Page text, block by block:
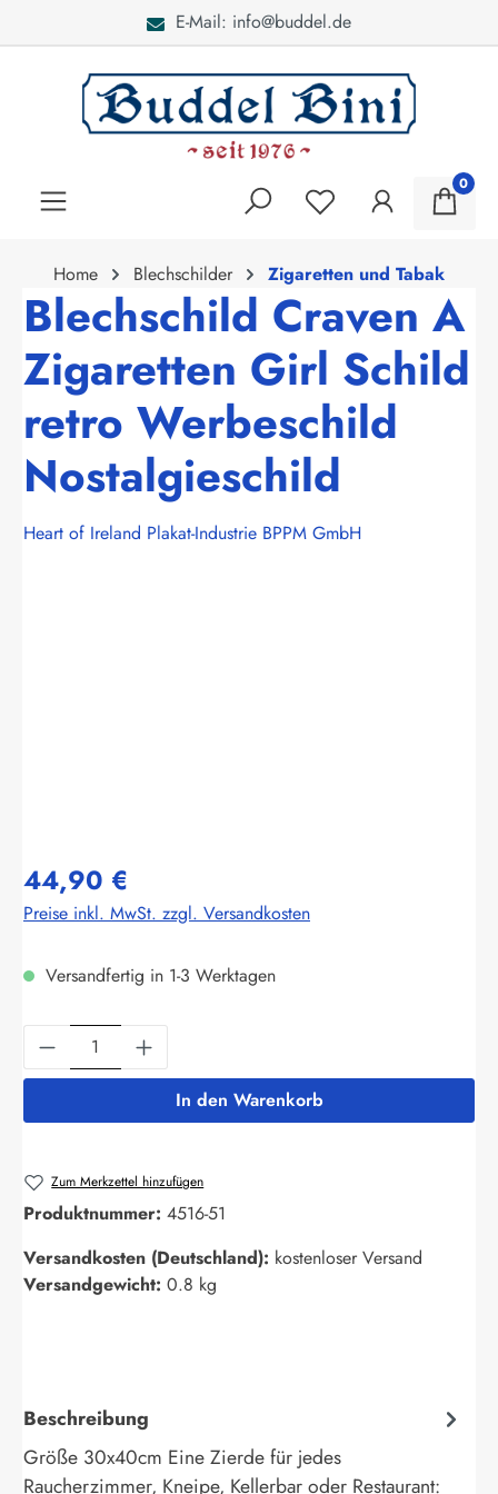
E-Mail: info@buddel.de
0
Home Blechschilder Zigaretten und Tabak
Blechschild Craven A
Zigaretten Girl Schild
retro Werbeschild
Nostalgieschild
Heart of Ireland Plakat-Industrie BPPM GmbH
44,90 €
Preise inkl. MwSt. zzgl. Versandkosten
Versandfertig in 1-3 Werktagen
Produkt Anzahl: Gib den gewünschten
In den Warenkorb
Zum Merkzettel hinzufügen
Produktnummer: 4516-51
Versandkosten (Deutschland): kostenloser Versand
Versandgewicht: 0.8 kg
Beschreibung
Größe 30x40cm Eine Zierde für jedes
Raucherzimmer, Kneipe, Kellerbar oder Restaurant: